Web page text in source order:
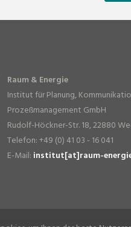
Raum & Energie
Institut für Planung,
Prozeßmanagement GmbH
Rudolf-Höckner-Str. 18, 22880
Telefon: +49 (0) 41 03 - 16 041
E-Mail: institut[at]raum-